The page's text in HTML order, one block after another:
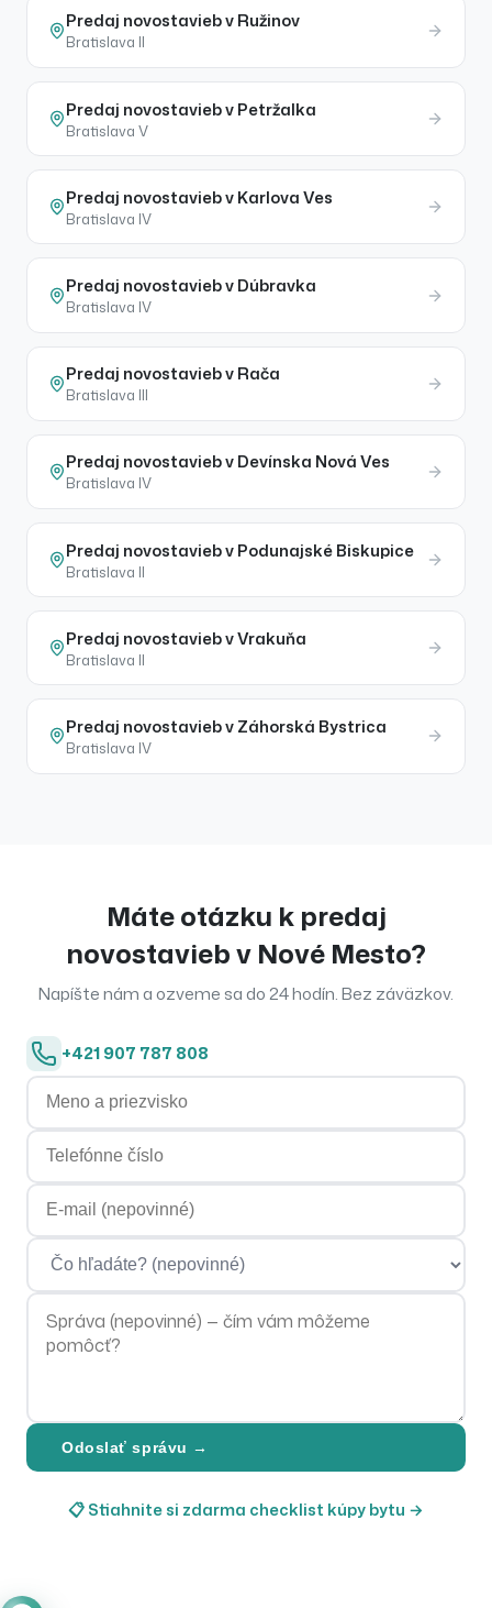
Predaj novostaviebvRužinov
Bratislava II
Predaj novostaviebvPetržalka
Bratislava V
Predaj novostaviebvKarlova Ves
Bratislava IV
Predaj novostaviebvDúbravka
Bratislava IV
Predaj novostaviebvRača
Bratislava III
Predaj novostaviebvDevínska Nová Ves
Bratislava IV
Predaj novostaviebvPodunajské Biskupice
Bratislava II
Predaj novostaviebvVrakuňa
Bratislava II
Predaj novostaviebvZáhorská Bystrica
Bratislava IV
Máte otázku k predaj
novostaviebv Nové Mesto?
Napíšte nám a ozveme sa do 24 hodín. Bez záväzkov.
+421 907 787 808
Meno a priezvisko
Telefónne číslo
E-mailová adresa
Čo hľadáte?
Správa
Odoslať správu →
📋 Stiahnite si zdarma checklist kúpy bytu →